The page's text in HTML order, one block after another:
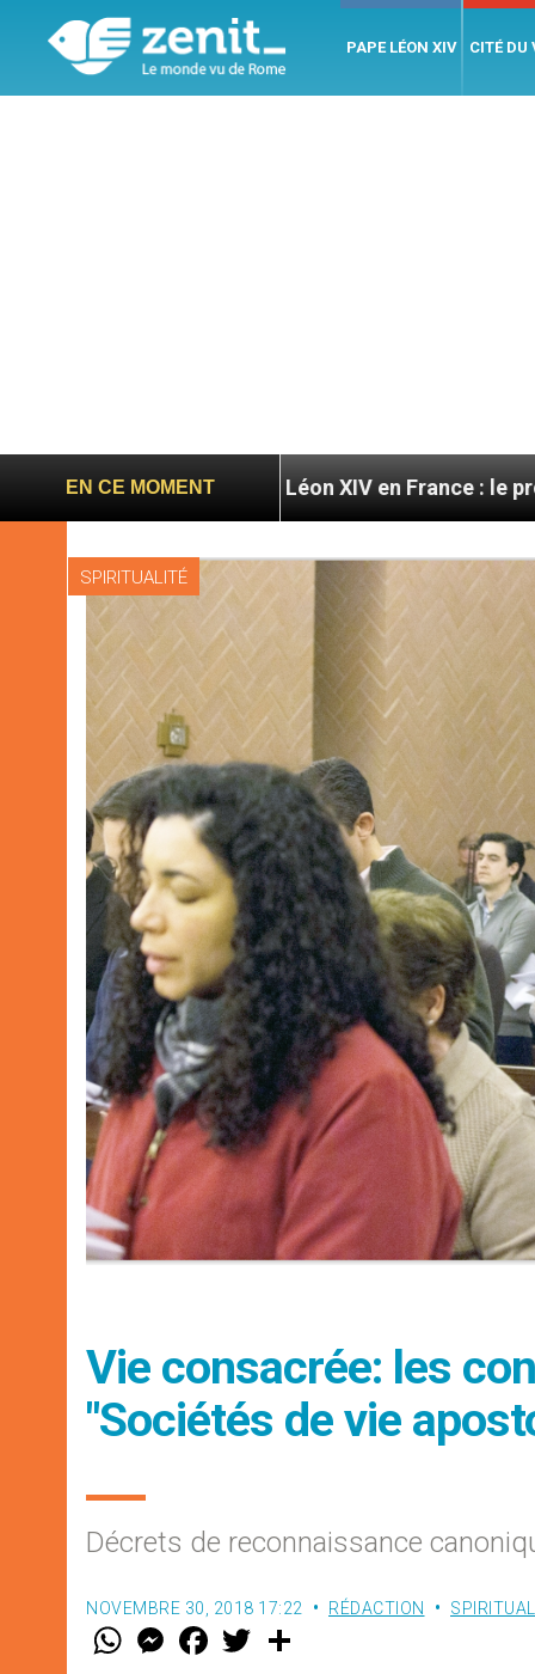
PAPE LÉON XIV CITÉ DU
EN CE MOMENT
Léon XIV en France : le programme
SPIRITUALITÉ
Vie consacrée: les
"Sociétés de vie
Décrets de reconnaissance
NOVEMBRE 30, 2018 17:22 RÉDACTION
W M
e
F
a w